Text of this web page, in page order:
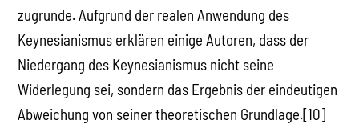
zugrunde. Aufgrund der realen Anwendung des
Keynesianismus erklären einige Autoren, dass der
Niedergang des Keynesianismus nicht seine
Widerlegung sei, sondern das Ergebnis der eindeutigen
Abweichung von seiner theoretischen Grundlage.[10]